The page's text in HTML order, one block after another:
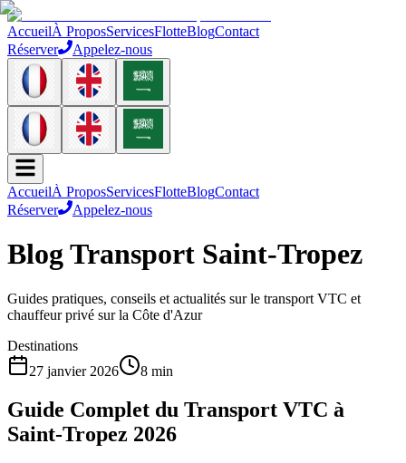
AccueilÀ ProposServicesFlotteBlogContact
Réserver
Appelez-nous
AccueilÀ ProposServicesFlotteBlogContact
Réserver
Appelez-nous
Blog Transport Saint-Tropez
Guides pratiques, conseils et actualités sur le transport VTC et
chauffeur privé sur la Côte d'Azur
Destinations
27 janvier 2026
8 min
Guide Complet du Transport VTC à
Saint-Tropez 2026